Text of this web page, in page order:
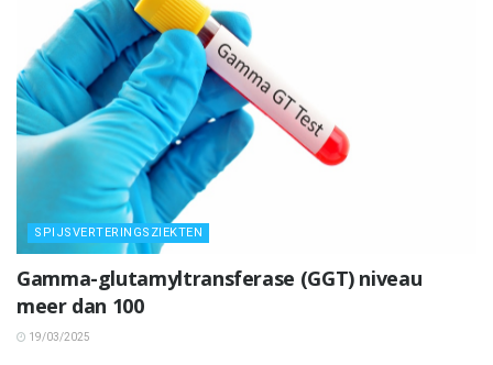
SPIJSVERTERINGSZIEKTEN
Gamma-glutamyltransferase (GGT) niveau
meer dan 100
19/03/2025